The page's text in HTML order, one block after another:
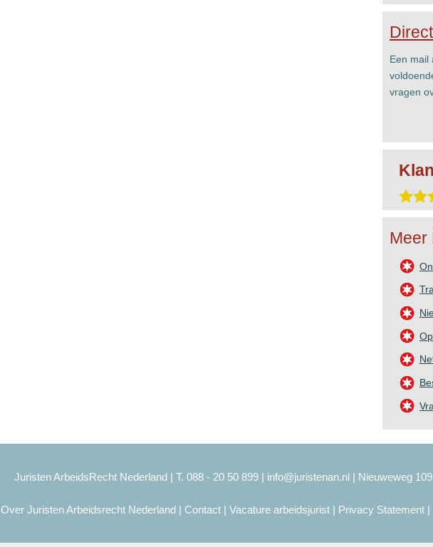
Een mail
vragen
Meer
Juristen ArbeidsRecht Nederland | T. 088 - 20 50 899 | info@juristenan.nl| Nieuweweg
Over Juristen Arbeidsrecht Nederland| Contact| Vacature arbeidsjurist| Privacy Statement|